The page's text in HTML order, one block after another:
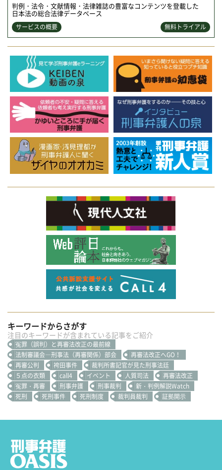
判例・法令・文献情報・法律雑誌の豊富なコンテンツを登載した
日本法の総合法律データベース
サービスの概要 無料トライアル
キーワードからさがす
注目のキーワードが含まれている記事をご紹介
冤罪（誤判）と再審法改正の最前線
法制審議会―刑事法（再審関係）部会
再審法改正へGO！
再審公判
袴田事件
裁判所書記官が見た刑事法廷
５点の衣類
call4 イベント 人質司法
再審法改正
冤罪・再審
刑事弁護 刑事裁判
新・判例解説Watch
死刑
死刑事件 死刑制度 裁判員裁判 証拠開示